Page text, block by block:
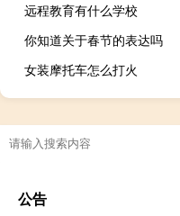
远程教育有什么学校
你知道关于春节的表达吗
女装摩托车怎么打火
公告